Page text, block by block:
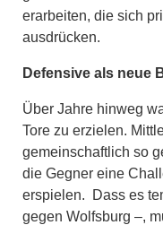
erarbeiten, die sich
ausdrücken.​
Defensive als neue
Über Jahre hinweg
Tore zu erzielen.
gemeinschaftlich so
die Gegner eine
erspielen. Dass es
gegen Wolfsburg –,